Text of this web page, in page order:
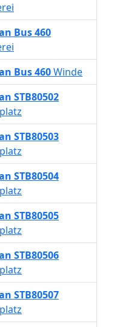
Bus 460
Bus 460Winde
STB80502
STB80503
STB80504
STB80505
STB80506
STB80507